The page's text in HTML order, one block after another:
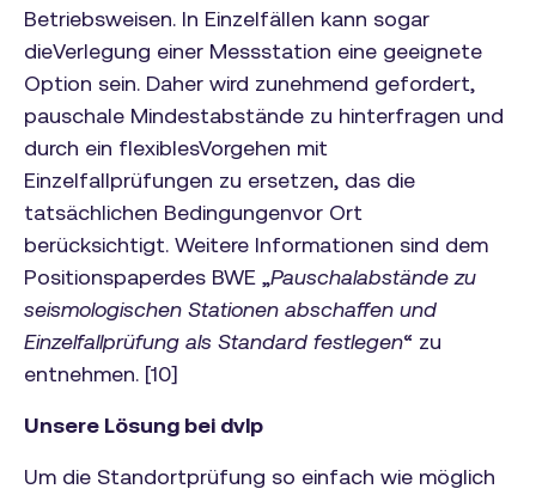
Betriebsweisen. In Einzelfällen kann sogar
dieVerlegung einer Messstation eine geeignete
Option sein. Daher wird zunehmend gefordert,
pauschale Mindestabstände zu hinterfragen und
durch ein flexiblesVorgehen mit
Einzelfallprüfungen zu ersetzen, das die
tatsächlichen Bedingungenvor Ort
berücksichtigt. Weitere Informationen sind dem
Positionspaperdes BWE „Pauschalabstände zu
seismologischen Stationen abschaffen und
Einzelfallprüfung als Standard festlegen“ zu
entnehmen. [10]
Unsere Lösung bei dvlp
Um die Standortprüfung so einfach wie möglich